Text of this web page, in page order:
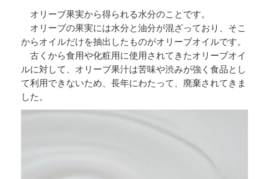
オリーブ果実から得られる水分のことです。
オリーブの果実には水分と油分が混ざっており、そこ
からオイルだけを抽出したものがオリーブオイルです。
古くから食用や化粧用に使用されてきたオリーブオイ
ルに対して、オリーブ果汁は苦味や渋みが強く食品とし
て利用できないため、長年にわたって、廃棄されてきま
した。